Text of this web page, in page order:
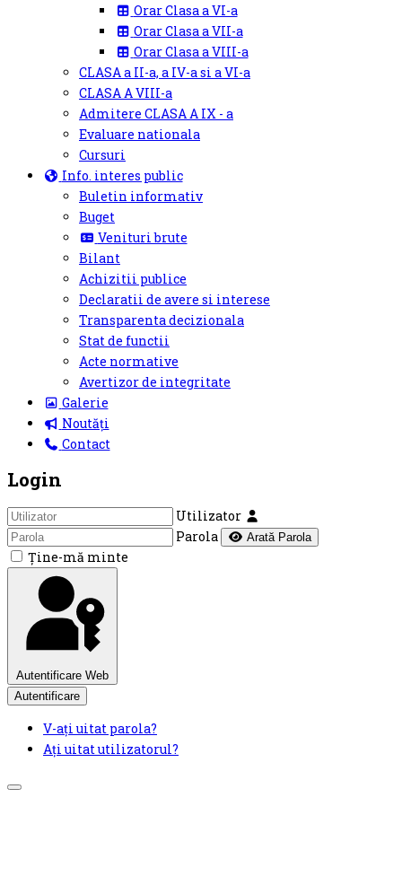
Orar Clasa a VI-a
Orar Clasa a VII-a
Orar Clasa a VIII-a
CLASA a II-a, a IV-a si a VI-a
CLASA A VIII-a
Admitere CLASA A IX - a
Evaluare nationala
Cursuri
Info. interes public
Buletin informativ
Buget
Venituri brute
Bilant
Achizitii publice
Declaratii de avere si interese
Transparenta decizionala
Stat de functii
Acte normative
Avertizor de integritate
Galerie
Noutăți
Contact
Login
Utilizator
Parola
Arată Parola
Ţine-mă minte
Autentificare Web
Autentificare
V-ați uitat parola?
Ați uitat utilizatorul?